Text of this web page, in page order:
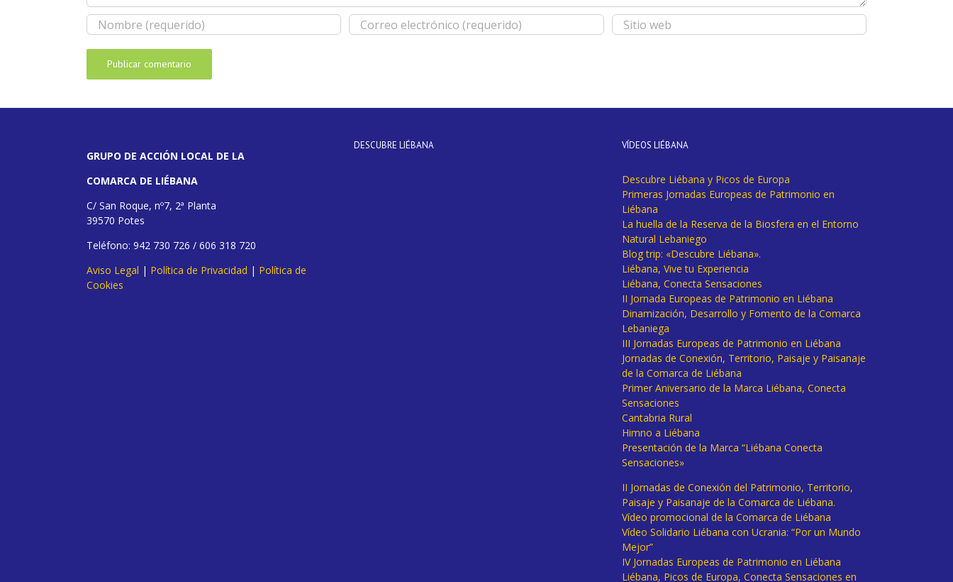
GRUPO DE ACCIÓN LOCAL DE LA
COMARCA DE LIÉBANA
C/ San Roque, nº7, 2ª Planta
39570 Potes
Teléfono: 942 730 726 / 606 318 720
Aviso Legal | Política de Privacidad | Política de
Cookies
DESCUBRE LIÉBANA VÍDEOS LIÉBANA
Descubre Liébana y Picos de Europa
Primeras Jornadas Europeas de Patrimonio en
Liébana
La huella de la Reserva de la Biosfera en el Entorno
Natural Lebaniego
Blog trip: «Descubre Liébana».
Liébana, Vive tu Experiencia
Liébana, Conecta Sensaciones
II Jornada Europeas de Patrimonio en Liébana
Dinamización, Desarrollo y Fomento de la Comarca
Lebaniega
III Jornadas Europeas de Patrimonio en Liébana
Jornadas de Conexión, Territorio, Paisaje y Paisanaje
de la Comarca de Liébana
Primer Aniversario de la Marca Liébana, Conecta
Sensaciones
Cantabria Rural
Himno a Liébana
Presentación de la Marca “Liébana Conecta
Sensaciones»
II Jornadas de Conexión del Patrimonio, Territorio,
Paisaje y Paisanaje de la Comarca de Liébana.
Vídeo promocional de la Comarca de Liébana
Vídeo Solidario Liébana con Ucrania: “Por un Mundo
Mejor”
IV Jornadas Europeas de Patrimonio en Liébana
Liébana, Picos de Europa, Conecta Sensaciones en